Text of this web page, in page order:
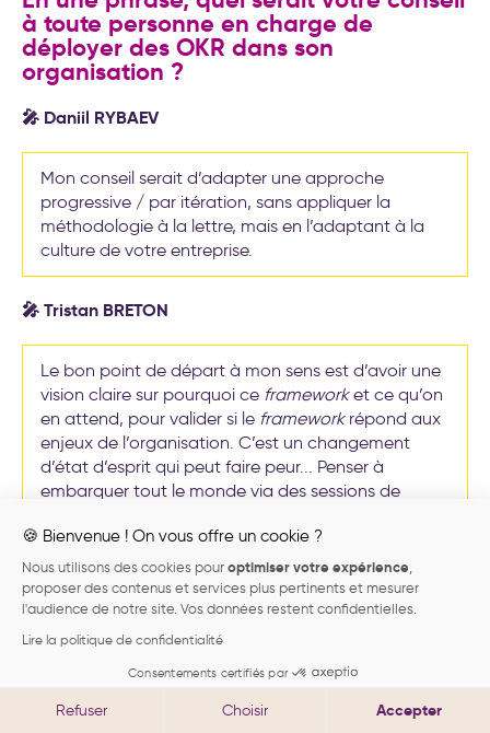
🍪 Bienvenue ! On vous offre un cookie ?
Nous utilisons des cookies pour optimiser votre expérience
proposer des contenus et services plus pertinents et mesurer
l'audience de notre site. Vos données restent confidentielles.
Lire la politique de confidentialité
Consentements certifiés par
Refuser Choisir Accepter
à toute personne en charge de
déployer des OKR dans son
organisation ?
🎤 Daniil RYBAEV
Mon conseil serait d’adapter une approche
progressive / par itération, sans appliquer la
méthodologie à la lettre, mais en l’adaptant à la
culture de votre entreprise.
🎤 Tristan BRETON
Le bon point de départ à mon sens est d’avoir une
vision claire sur pourquoi ce frameworket ce qu’on
en attend, pour valider si le frameworkrépond aux
enjeux de l’organisation. C’est un changement
d’état d’esprit qui peut faire peur... Penser à
embarquer tout le monde via des sessions de
L'essentiel à retenir
Pourquoi des OKR chez Accor ?
Abonnez-vous à notre newsletter
Recevez les nouvelles publications de notre blog dès leur
parution.
Je m'inscris